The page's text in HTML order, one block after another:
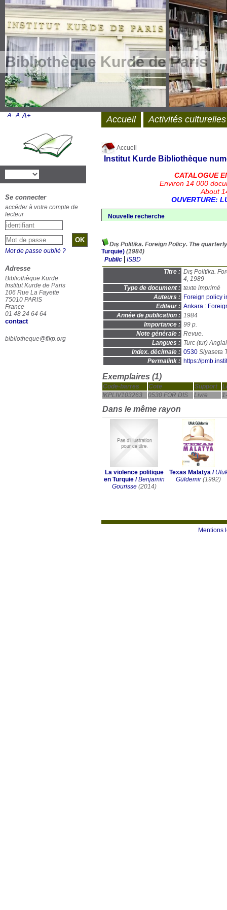
Bibliothèque Kurde de Paris
Accueil
Institut Kurde Bibliothèque
CATALOGUE
Environ 14 000
About
OUVERTURE:
Nouvelle recherche
Dış Politika. Foreign Policy. The
Turquie) (1984)
Public
ISBD
Titre : Dış Politika.
4, 1989
Type de document : texte imprimé
Auteurs : Foreign policy
Editeur : Ankara :
Année de publication : 1984
Importance : 99 p.
Note générale : Revue.
Langues : Turc (tur)
Index. décimale : 0530
Permalink : https://
Exemplaires (1)
Code-barres Cote Support
IKPLIV103263
0530 FOR DIS Livre
Dans le même rayon
La violence politique
en Turquie/Benjamin
Gourisse(2014)
Texas Malatya/
Güldemir(1992)
Mentions
Accueil Activités culturelles
A- A A+
Se connecter
accéder à votre compte de
lecteur
Mot de passe oublié ?
Adresse
Bibliothèque Kurde
Institut Kurde de Paris
106 Rue La Fayette
75010 PARIS
France
01 48 24 64 64
contact
bibliotheque@fikp.org